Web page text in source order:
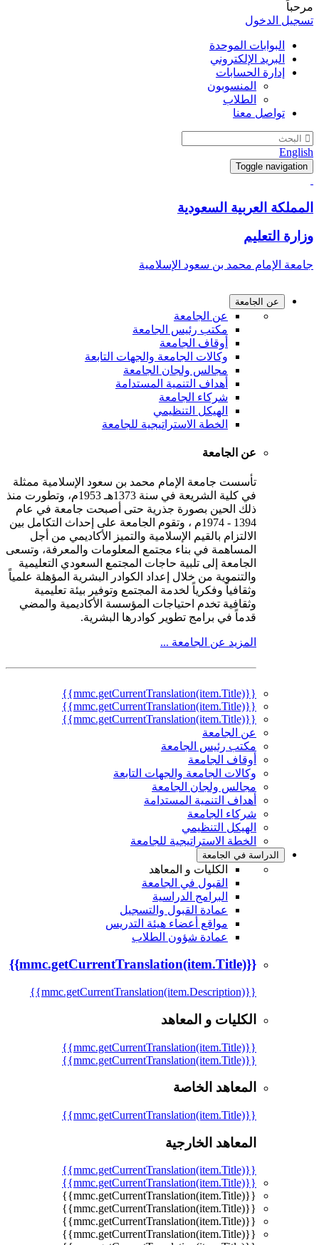
مرحباً
تسجيل الدخول
البوابات الموحدة
البريد الإلكتروني
إدارة الحسابات
المنسوبون
الطلاب
تواصل معنا
English
Toggle navigation
المملكة العربية السعودية
وزارة التعليم
جامعة الإمام محمد بن سعود الإسلامية
عن الجامعة
عن الجامعة
مكتب رئيس الجامعة
أوقاف الجامعة
وكالات الجامعة والجهات التابعة
مجالس ولجان الجامعة
أهداف التنمية المستدامة
شركاء الجامعة
الهيكل التنظيمي
الخطة الاستراتيجية للجامعة
عن الجامعة
تأسست جامعة الإمام محمد بن سعود الإسلامية ممثلة
في كلية الشريعة في سنة 1373هـ 1953م، وتطورت منذ
ذلك الحين بصورة جذرية حتى أصبحت جامعة في عام
1394 - 1974م ، وتقوم الجامعة على إحداث التكامل بين
الالتزام بالقيم الإسلامية والتميز الأكاديمي من أجل
المساهمة في بناء مجتمع المعلومات والمعرفة، وتسعى
الجامعة إلى تلبية حاجات المجتمع السعودي التعليمية
والتنموية من خلال إعداد الكوادر البشرية المؤهلة علمياً
وثقافياً وفكرياً لخدمة المجتمع وتوفير بيئة تعليمية
وثقافية تخدم احتياجات المؤسسة الأكاديمية والمضي
قدماً في برامج تطوير كوادرها البشرية.
المزيد عن الجامعة ...
{{mmc.getCurrentTranslation(item.Title)}}
{{mmc.getCurrentTranslation(item.Title)}}
{{mmc.getCurrentTranslation(item.Title)}}
عن الجامعة
مكتب رئيس الجامعة
أوقاف الجامعة
وكالات الجامعة والجهات التابعة
مجالس ولجان الجامعة
أهداف التنمية المستدامة
شركاء الجامعة
الهيكل التنظيمي
الخطة الاستراتيجية للجامعة
الدراسة في الجامعة
الكليات و المعاهد
القبول في الجامعة
البرامج الدراسية
عمادة القبول والتسجيل
مواقع أعضاء هيئة التدريس
عمادة شؤون الطلاب
{{mmc.getCurrentTranslation(item.Title)}}
{{mmc.getCurrentTranslation(item.Description)}}
الكليات و المعاهد
{{mmc.getCurrentTranslation(item.Title)}}
{{mmc.getCurrentTranslation(item.Title)}}
المعاهد الخاصة
{{mmc.getCurrentTranslation(item.Title)}}
المعاهد الخارجية
{{mmc.getCurrentTranslation(item.Title)}}
{{mmc.getCurrentTranslation(item.Title)}}
{{mmc.getCurrentTranslation(item.Title)}}
{{mmc.getCurrentTranslation(item.Title)}}
{{mmc.getCurrentTranslation(item.Title)}}
{{mmc.getCurrentTranslation(item.Title)}}